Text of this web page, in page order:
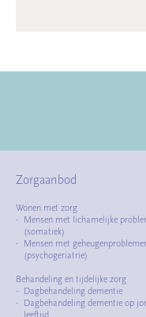
Zorgaanbod
Wonen met zorg
Mensen met lichamelijke
(somatiek)
Mensen met
(psychogeriatrie)
Behandeling en tijdelijke zorg
Dagbehandeling dementie
Dagbehandeling dementie op
leeftijd